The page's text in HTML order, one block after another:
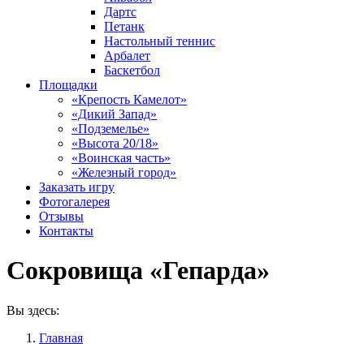
Дартс
Петанк
Настольный теннис
Арбалет
Баскетбол
Площадки
«Крепость Камелот»
«Дикий Запад»
«Подземелье»
«Высота 20/18»
«Воинская часть»
«Железный город»
Заказать игру
Фотогалерея
Отзывы
Контакты
Сокровища «Гепарда»
Вы здесь:
Главная